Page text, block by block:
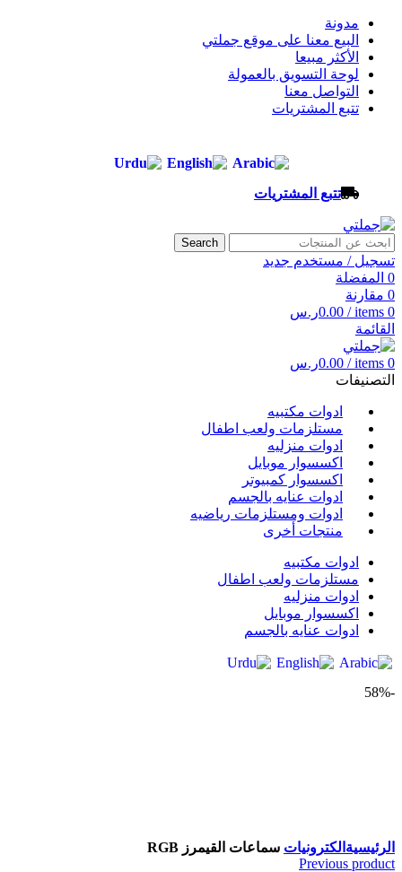
مدونة
البيع معنا على موقع جملتي
الأكثر مبيعا
لوحة التسويق بالعمولة
التواصل معنا
تتبع المشتريات
تتبع المشتريات
Search
تسجيل / مستخدم جديد
0 المفضلة
0 مقارنة
0
items
/
0.00ر.س
القائمة
0
items
/
0.00ر.س
التصنيفات
ادوات مكتبيه
مستلزمات ولعب اطفال
ادوات منزليه
اكسسوار موبايل
اكسسوار كمبيوتر
ادوات عنايه بالجسم
ادوات ومستلزمات رياضيه
منتجات أخرى
ادوات مكتبيه
مستلزمات ولعب اطفال
ادوات منزليه
اكسسوار موبايل
ادوات عنايه بالجسم
-58%
الرئيسية الكترونيات سماعات القيمرز RGB
Previous product